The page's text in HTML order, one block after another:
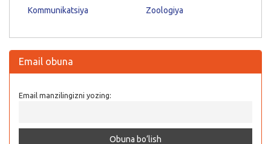
Kommunikatsiya
Zoologiya
Email obuna
Email manzilingizni yozing: